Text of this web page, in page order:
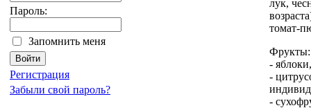
Пароль:
Запомнить меня
Регистрация
Забыли свой пароль?
лук,
томат-
Фрукты:
-
-
-